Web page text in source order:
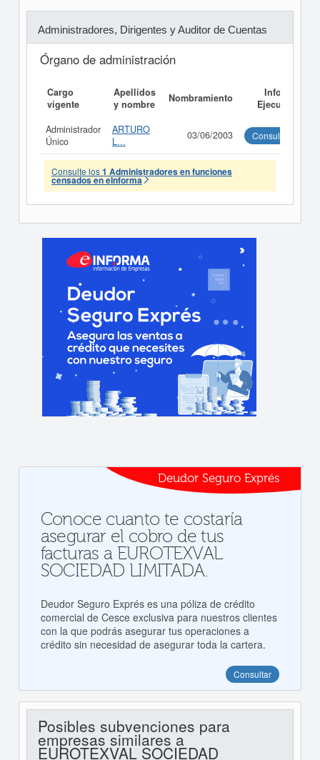
Administradores, Dirigentes y Auditor de Cuentas
Órgano de administración
Cargo
vigente
Apellidos
y nombre
Nombramiento
Informe
Ejecutivo
Administrador
Único
ARTURO
L...
03/06/2003 Consultar
Consulte los1 Administradores en funciones
censados en eInforma
Deudor Seguro Exprés
Conoce cuanto te costaría
asegurar el cobro de tus
facturas a EUROTEXVAL
SOCIEDAD LIMITADA.
Deudor Seguro Exprés es una póliza de crédito
comercial de Cesce exclusiva para nuestros clientes
con la que podrás asegurar tus operaciones a
crédito sin necesidad de asegurar toda la cartera.
Consultar
Posibles subvenciones para
empresas similares a
EUROTEXVAL SOCIEDAD